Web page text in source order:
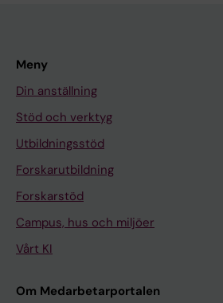
Varumärke - riktlinjer
Posterskärmar, rollups och
beachflaggor
Profilprodukter i webbshoppen
KI Survey
Mentimeter
Mediabanken (QBank)
Meny
Din anställning
Stöd och verktyg
Utbildningsstöd
Forskarutbildning
Forskarstöd
Campus, hus och miljöer
Vårt KI
Om Medarbetarportalen